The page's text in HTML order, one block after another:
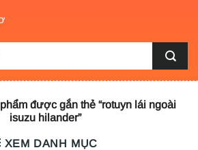
được gắn thẻ “rotuyn lái ngoài
isuzu hilander”
XEM DANH MỤC